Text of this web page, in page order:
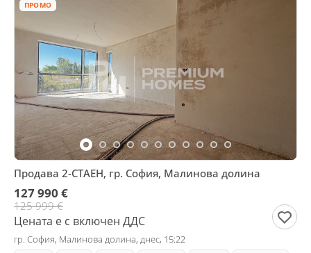
ПРОМО
Продава 2-СТАЕН, гр. София, Малинова долина
127 990 €
125 999 €
Цената е с включен ДДС
гр. София, Малинова долина, днес, 15:22